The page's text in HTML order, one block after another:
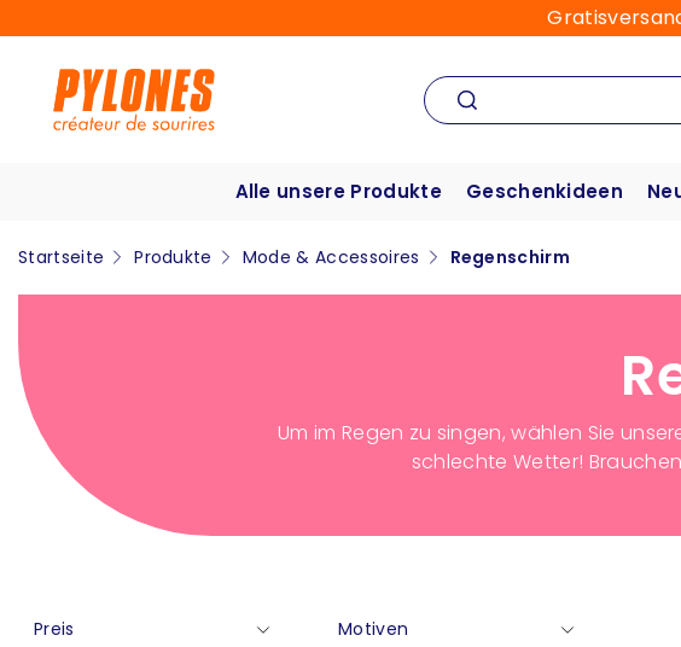
Alle unsere Produkte Geschenkideen
Startseite Produkte Mode & Accessoires Regenschirm
Um im Regen zu singen, wählen Sie
schlechte Wetter!
Preis Motiven